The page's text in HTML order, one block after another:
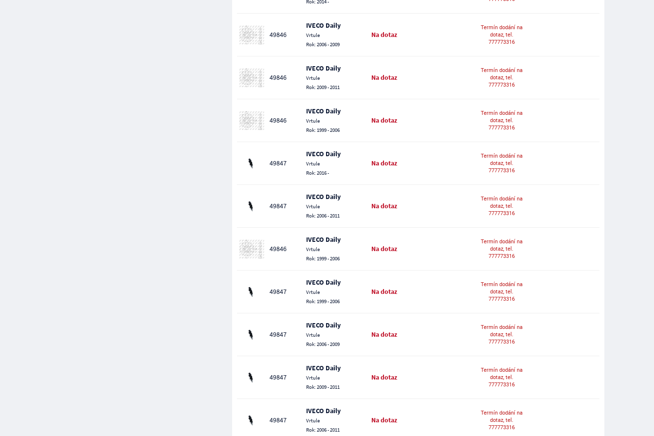
Rok: 2014 -
49846
IVECO Daily
Vrtule
Rok: 2006 - 2009
Na dotaz
Termín dodání na
dotaz, tel.
777773316
49846
IVECO Daily
Vrtule
Rok: 2009 - 2011
Na dotaz
Termín dodání na
dotaz, tel.
777773316
49846
IVECO Daily
Vrtule
Rok: 1999 - 2006
Na dotaz
Termín dodání na
dotaz, tel.
777773316
49847
IVECO Daily
Vrtule
Rok: 2016 -
Na dotaz
Termín dodání na
dotaz, tel.
777773316
49847
IVECO Daily
Vrtule
Rok: 2006 - 2011
Na dotaz
Termín dodání na
dotaz, tel.
777773316
49846
IVECO Daily
Vrtule
Rok: 1999 - 2006
Na dotaz
Termín dodání na
dotaz, tel.
777773316
49847
IVECO Daily
Vrtule
Rok: 1999 - 2006
Na dotaz
Termín dodání na
dotaz, tel.
777773316
49847
IVECO Daily
Vrtule
Rok: 2006 - 2009
Na dotaz
Termín dodání na
dotaz, tel.
777773316
49847
IVECO Daily
Vrtule
Rok: 2009 - 2011
Na dotaz
Termín dodání na
dotaz, tel.
777773316
49847
IVECO Daily
Vrtule
Rok: 2006 - 2011
Na dotaz
Termín dodání na
dotaz, tel.
777773316